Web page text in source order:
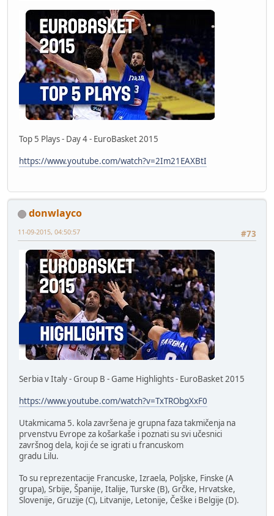
Top 5 Plays - Day 4 - EuroBasket 2015
https://www.youtube.com/watch?v=2Im21EAXBtI
donwlayco
#73
11-09-2015, 04:50:57
Serbia v Italy - Group B - Game Highlights - EuroBasket 2015
https://www.youtube.com/watch?v=TxTRObgXxF0
Utakmicama 5. kola završena je grupna faza takmičenja na
prvenstvu Evrope za košarkaše i poznati su svi učesnici
završnog dela, koji će se igrati u francuskom
gradu Lilu.
To su reprezentacije Francuske, Izraela, Poljske, Finske (A
grupa), Srbije, Španije, Italije, Turske (B), Grčke, Hrvatske,
Slovenije, Gruzije (C), Litvanije, Letonije, Češke i Belgije (D).